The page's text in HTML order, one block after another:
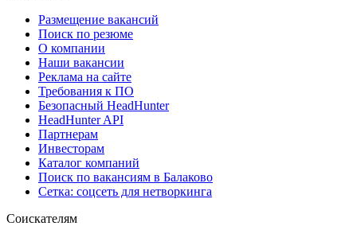
Размещение вакансий
Поиск по резюме
О компании
Наши вакансии
Реклама на сайте
Требования к ПО
Безопасный HeadHunter
HeadHunter API
Партнерам
Инвесторам
Каталог компаний
Поиск по вакансиям в Балаково
Сетка: соцсеть для нетворкинга
Соискателям